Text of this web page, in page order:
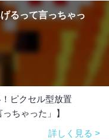
るって言っちゃっ
ピクセル型放置
ちゃった」】
詳しく見る >